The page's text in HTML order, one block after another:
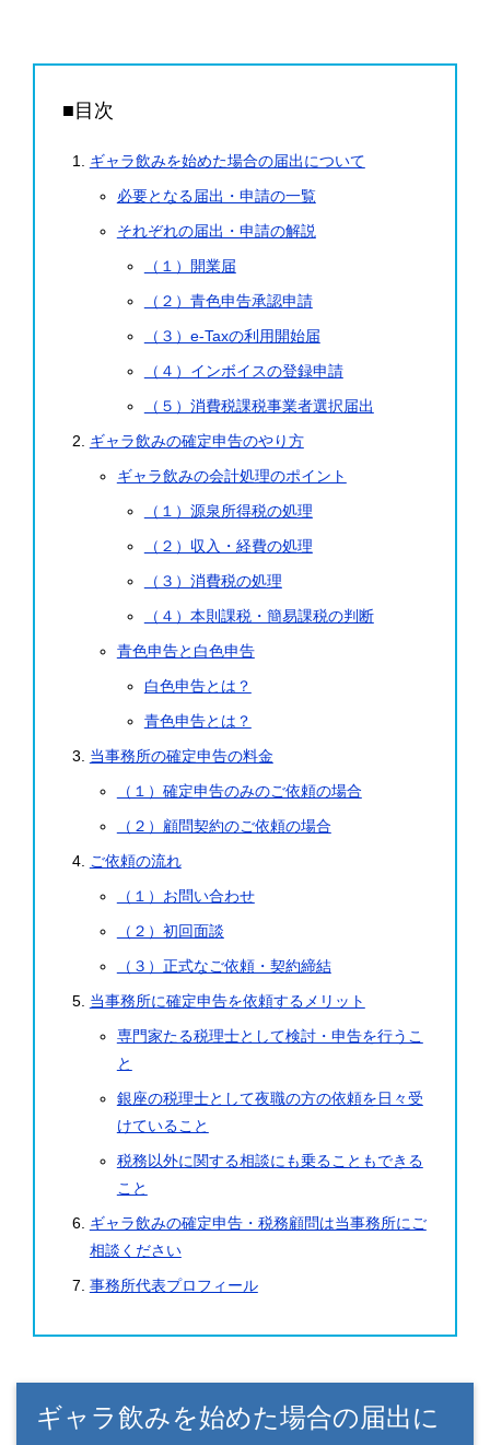
■目次
ギャラ飲みを始めた場合の届出について
必要となる届出・申請の一覧
それぞれの届出・申請の解説
（１）開業届
（２）青色申告承認申請
（３）e-Taxの利用開始届
（４）インボイスの登録申請
（５）消費税課税事業者選択届出
ギャラ飲みの確定申告のやり方
ギャラ飲みの会計処理のポイント
（１）源泉所得税の処理
（２）収入・経費の処理
（３）消費税の処理
（４）本則課税・簡易課税の判断
青色申告と白色申告
白色申告とは？
青色申告とは？
当事務所の確定申告の料金
（１）確定申告のみのご依頼の場合
（２）顧問契約のご依頼の場合
ご依頼の流れ
（１）お問い合わせ
（２）初回面談
（３）正式なご依頼・契約締結
当事務所に確定申告を依頼するメリット
専門家たる税理士として検討・申告を行うこ
と
銀座の税理士として夜職の方の依頼を日々受
けていること
税務以外に関する相談にも乗ることもできる
こと
ギャラ飲みの確定申告・税務顧問は当事務所にご
相談ください
事務所代表プロフィール
ギャラ飲みを始めた場合の届出に